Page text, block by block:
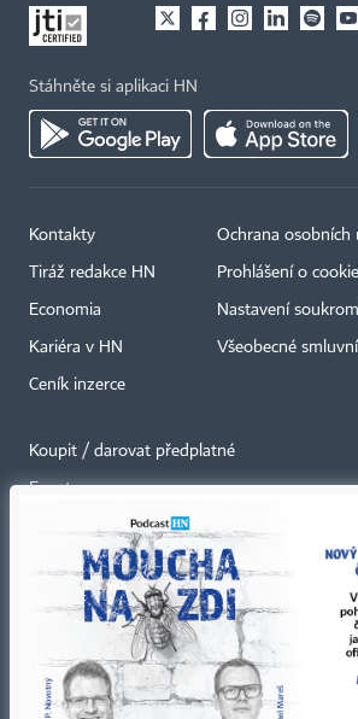
Stáhněte si aplikaci HN
Kontakty
Tiráž redakce HN
Economia
Kariéra v HN
Ceník inzerce
Ochrana osobních
Prohlášení o
Nastavení
Všeobecné
Koupit / darovat předplatné
Eventy
Newslettery
RSS kanály
Autorská práva vykonává vydavatel. Bez
zakázáno jakékoli užití částí nebo celku díla,
jakýmkoli způsobem, mechanickým nebo